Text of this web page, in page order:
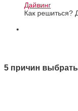
Дайвинг
Как решиться?
5 причин выбрать